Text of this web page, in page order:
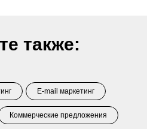
также:
E-mail маркетинг
Коммерческие предложения